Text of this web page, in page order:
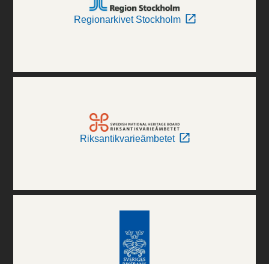
Regionarkivet Stockholm
Riksantikvarieämbetet